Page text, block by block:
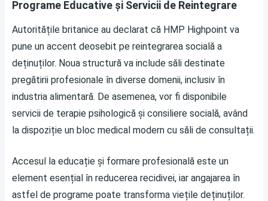
Programe Educative și Servicii de Reintegrare
Autoritățile britanice au declarat că HMP Highpoint va
pune un accent deosebit pe reintegrarea socială a
deținuților. Noua structură va include săli destinate
pregătirii profesionale în diverse domenii, inclusiv în
industria alimentară. De asemenea, vor fi disponibile
servicii de terapie psihologică și consiliere socială, având
la dispoziție un bloc medical modern cu săli de consultații.
Accesul la educație și formare profesională este un
element esențial în reducerea recidivei, iar angajarea în
astfel de programe poate transforma viețile deținuților.